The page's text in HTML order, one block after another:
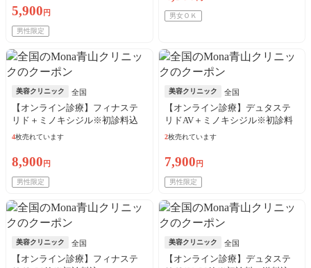
5,900 円
男性限定
男女ＯＫ
美容クリニック 全国
【オンライン診療】フィナステ
リド＋ミノキシジル※初診料込
4枚売れています
8,900 円
男性限定
美容クリニック 全国
【オンライン診療】デュタステ
リドAV＋ミノキシジル※初診料
込
2枚売れています
7,900 円
男性限定
美容クリニック 全国
【オンライン診療】フィナステ
美容クリニック 全国
【オンライン診療】デュタステ